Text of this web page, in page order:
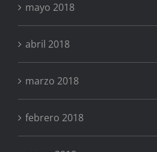
mayo 2018
abril 2018
marzo 2018
febrero 2018